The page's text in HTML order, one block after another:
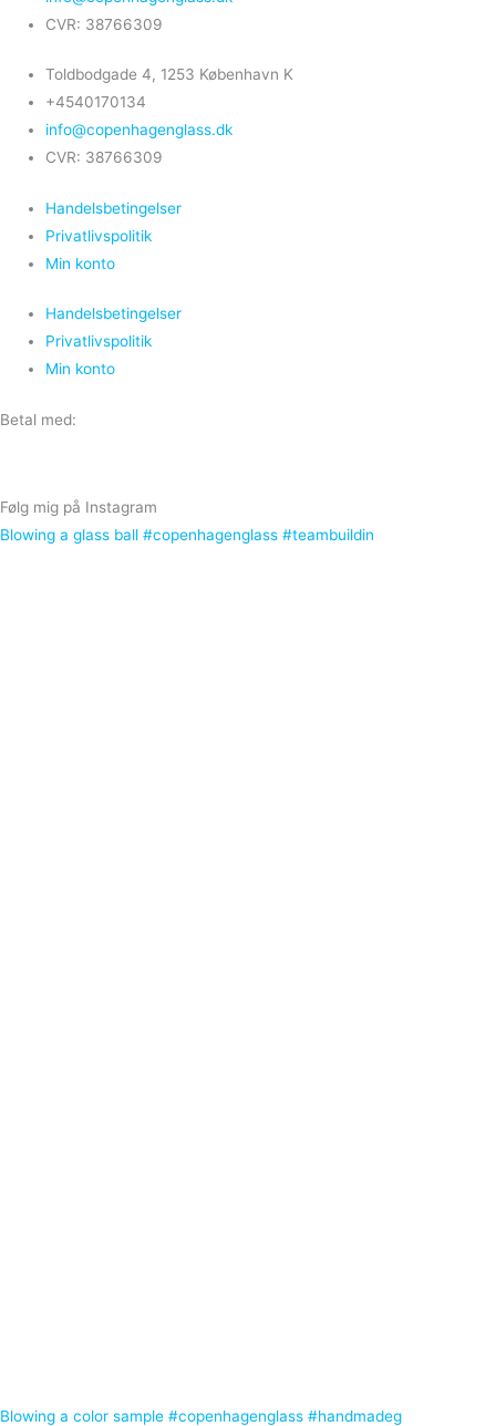
CVR: 38766309
Toldbodgade 4, 1253 København K
+4540170134
info@copenhagenglass.dk
CVR: 38766309
Handelsbetingelser
Privatlivspolitik
Min konto
Handelsbetingelser
Privatlivspolitik
Min konto
Betal med:
Følg mig på Instagram
Blowing a glass ball #copenhagenglass #teambuildin
Blowing a color sample #copenhagenglass #handmadeg